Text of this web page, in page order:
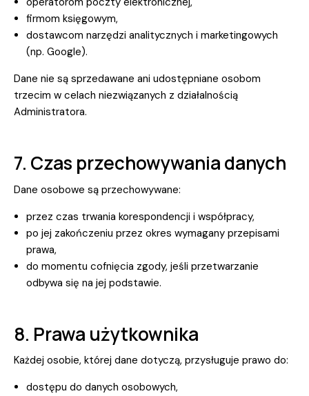
firmom księgowym,
dostawcom narzędzi analitycznych i marketingowych
(np. Google).
Dane nie są sprzedawane ani udostępniane osobom
trzecim w celach niezwiązanych z działalnością
Administratora.
7. Czas przechowywania danych
Dane osobowe są przechowywane:
przez czas trwania korespondencji i współpracy,
po jej zakończeniu przez okres wymagany przepisami
prawa,
do momentu cofnięcia zgody, jeśli przetwarzanie
odbywa się na jej podstawie.
8. Prawa użytkownika
Każdej osobie, której dane dotyczą, przysługuje prawo do:
dostępu do danych osobowych,